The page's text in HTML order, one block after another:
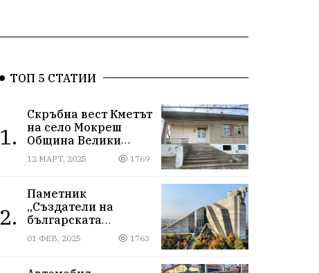
ТОП 5 СТАТИИ
1.
Скръбна вест Кметът
на село Мокреш
Община Велики
Преслав се самоуби.
12 МАРТ, 2025 1769
2.
Паметник
„Създатели на
българската
държава“
01 ФЕВ, 2025 1763